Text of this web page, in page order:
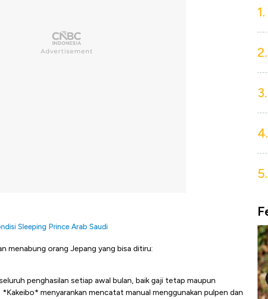
Sleeping Prince Arab Saudi
menabung orang Jepang yang bisa ditiru:
penghasilan setiap awal bulan, baik gaji tetap maupun
menyarankan mencatat manual menggunakan pulpen dan
1.
2.
3.
4.
5.